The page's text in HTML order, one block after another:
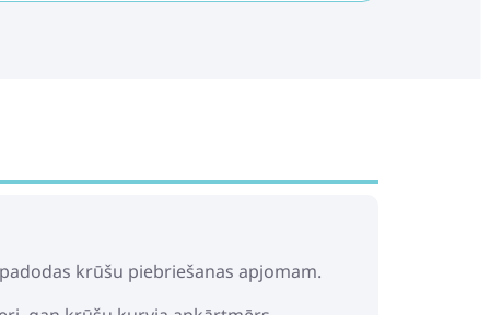
krūšu piebriešanas apjomam.